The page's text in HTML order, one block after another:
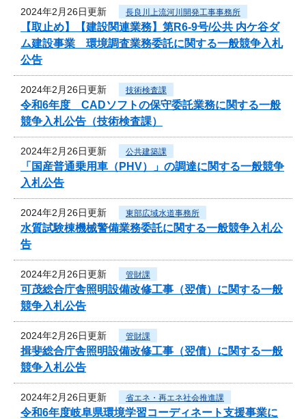
2024年2月26日更新 長良川上流河川開発工事事務所
【取止め】【建設関連業務】第R6-9号/公共 内ケ谷ダ
ム建設事業 環境調査業務委託に関する一般競争入札
公告
2024年2月26日更新 技術検査課
令和6年度 CADソフトの保守委託業務に関する一般
競争入札公告（技術検査課）
2024年2月26日更新 公共建築課
「国産普通乗用車（PHV）」の調達に関する一般競争
入札公告
2024年2月26日更新 東部広域水道事務所
水質試験棟機械警備業務委託に関する一般競争入札公
告
2024年2月26日更新 管財課
可茂総合庁舎照明設備改修工事（翌債）に関する一般
競争入札公告
2024年2月26日更新 管財課
揖斐総合庁舎照明設備改修工事（翌債）に関する一般
競争入札公告
2024年2月26日更新 省エネ・再エネ社会推進課
令和6年度岐阜県環境学習コーディネート支援事業に